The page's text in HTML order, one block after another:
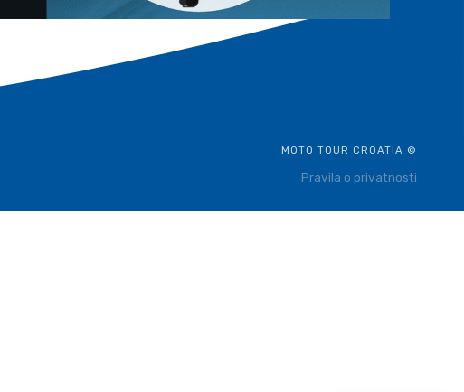
MOTO TOUR CROATIA ©
Pravila o privatnosti